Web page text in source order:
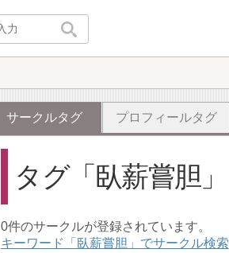
サークルタグ プロフィールタグ
タグ 臥薪嘗胆
0件のサークルが登録されています。
キーワード「臥薪嘗胆」でサークル検索